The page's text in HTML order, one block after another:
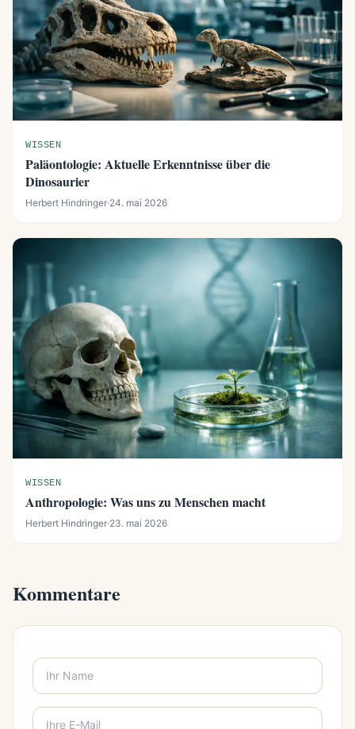
WISSEN
Paläontologie: Aktuelle Erkenntnisse über die
Dinosaurier
Herbert Hindringer·24. mai 2026
WISSEN
Anthropologie: Was uns zu Menschen macht
Herbert Hindringer·23. mai 2026
Kommentare